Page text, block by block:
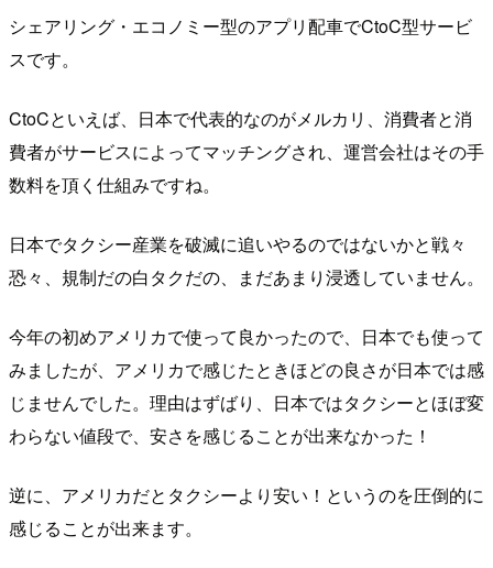
シェアリング・エコノミー型のアプリ配車でCtoC型サービ
スです。
CtoCといえば、日本で代表的なのがメルカリ、消費者と消
費者がサービスによってマッチングされ、運営会社はその手
数料を頂く仕組みですね。
日本でタクシー産業を破滅に追いやるのではないかと戦々
恐々、規制だの白タクだの、まだあまり浸透していません。
今年の初めアメリカで使って良かったので、日本でも使って
みましたが、アメリカで感じたときほどの良さが日本では感
じませんでした。理由はずばり、日本ではタクシーとほぼ変
わらない値段で、安さを感じることが出来なかった！
逆に、アメリカだとタクシーより安い！というのを圧倒的に
感じることが出来ます。